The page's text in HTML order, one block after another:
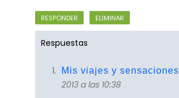
RESPONDER ELIMINAR
Respuestas
Mis viajes y sensaciones
2013 a las 10:38